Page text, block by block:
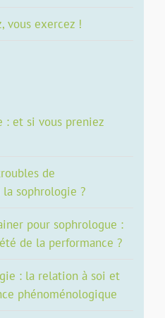
vous exercez !
: et si vous preniez
de
la sophrologie ?
pour sophrologue :
de la performance ?
: la relation à soi et
phénoménologique